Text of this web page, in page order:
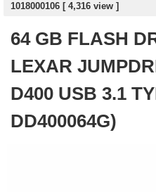
1018000106 [ 4,316 view ]
64 GB FLASH
LEXAR
D400 USB 3.1
DD400064G)